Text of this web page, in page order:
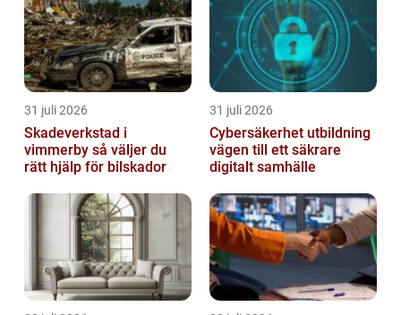
31 juli 2026
Skadeverkstad i
vimmerby så väljer du
rätt hjälp för bilskador
31 juli 2026
Cybersäkerhet utbildning
vägen till ett säkrare
digitalt samhälle